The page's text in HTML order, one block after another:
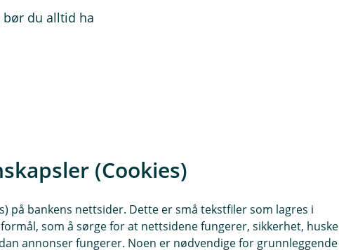
bør du alltid ha
(Cookies)
på bankens nettsider. Dette er små tekstfiler som lagres i
som å sørge for at nettsidene fungerer, sikkerhet, huske
annonser fungerer. Noen er nødvendige for grunnleggende